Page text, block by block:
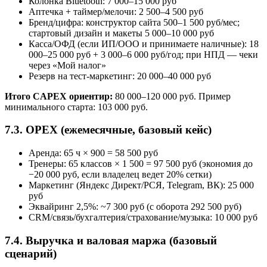
Аптечка + таймер/мелочи: 2 500–4 500 руб
Бренд/цифра: конструктор сайта 500–1 500 руб/мес;
стартовый дизайн и макеты 5 000–10 000 руб
Касса/ОФД (если ИП/ООО и принимаете наличные): 18
000–25 000 руб + 3 000–6 000 руб/год; при НПД — чеки
через «Мой налог»
Резерв на тест‑маркетинг: 20 000–40 000 руб
Итого CAPEX ориентир: 80 000–120 000 руб. Пример
минимального старта: 103 000 руб.
7.3. OPEX (ежемесячные, базовый кейс)
Аренда: 65 ч × 900 = 58 500 руб
Тренеры: 65 классов × 1 500 = 97 500 руб (экономия до
−20 000 руб, если владелец ведет 20% сетки)
Маркетинг (Яндекс Директ/РСЯ, Telegram, ВК): 25 000
руб
Эквайринг 2,5%: ~7 300 руб (с оборота 292 500 руб)
CRM/связь/бухгалтерия/страхование/музыка: 10 000 руб
7.4. Выручка и валовая маржа (базовый
сценарий)